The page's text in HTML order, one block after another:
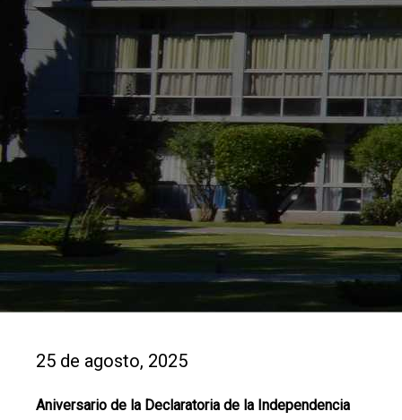
25 de agosto, 2025
Aniversario de la Declaratoria de la Independencia